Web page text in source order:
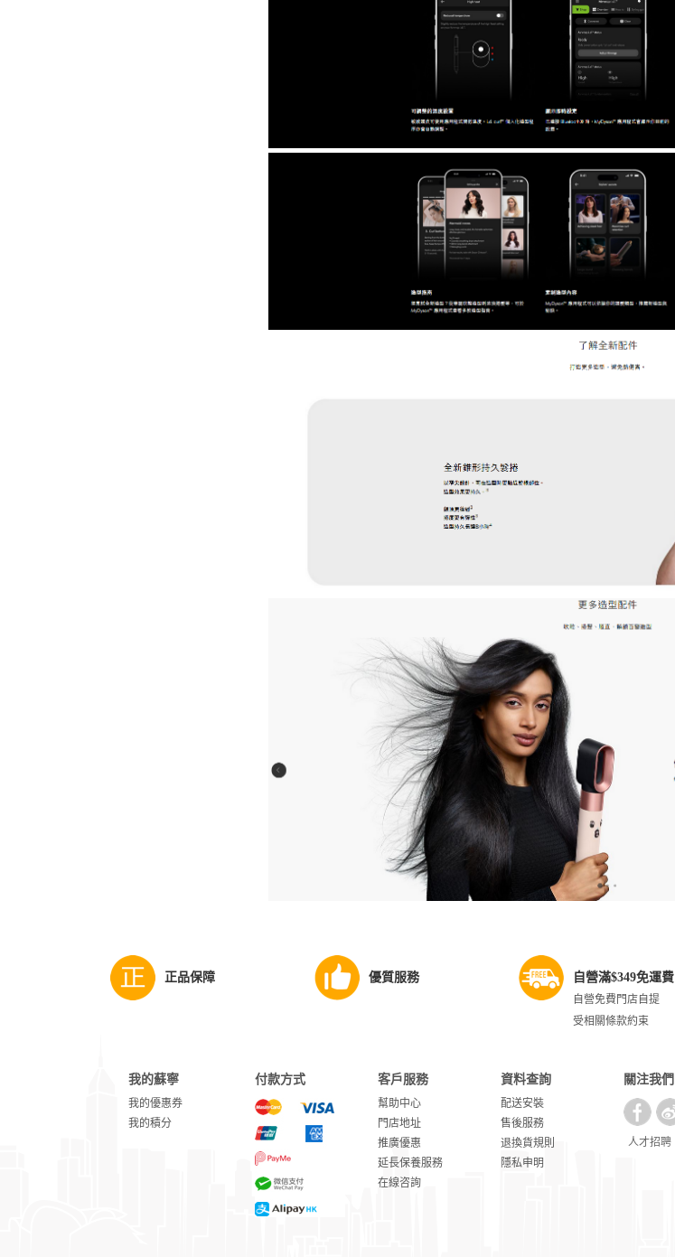
正品保障 優質服務 自營滿$349免運費
自營免費門店自提
受相關條款約束
我的蘇寧
我的優惠券
我的積分
付款方式 客戶服務
幫助中心
門店地址
推廣優惠
延長保養服務
在線咨詢
資料查詢
配送安裝
售後服務
退換貨規則
隱私申明
關注我們
人才招聘